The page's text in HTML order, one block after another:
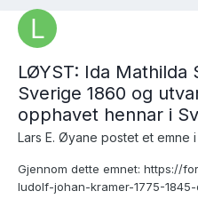
LØYST: Ida Mathilda
Sverige 1860 og
opphavet hennar i
Lars E. Øyane postet et emne i
Gjennom dette emnet: https://
ludolf-johan-kramer-1775-